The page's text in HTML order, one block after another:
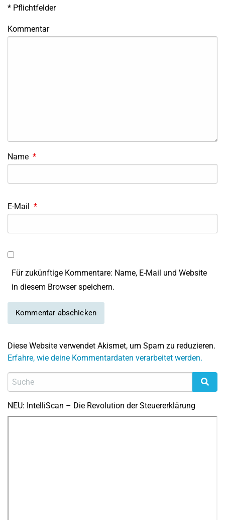
* Pflichtfelder
Kommentar
Name *
E-Mail *
Für zukünftige Kommentare: Name, E-Mail und Website
in diesem Browser speichern.
Diese Website verwendet Akismet, um Spam zu reduzieren.
Erfahre, wie deine Kommentardaten verarbeitet werden.
NEU: IntelliScan – Die Revolution der Steuererklärung